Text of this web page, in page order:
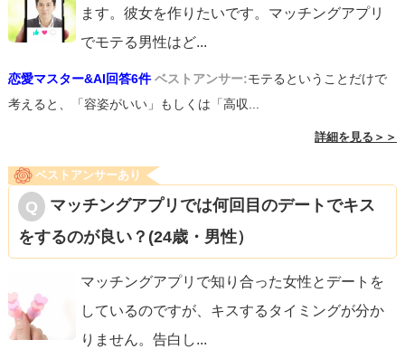
ます。彼女を作りたいです。マッチングアプリ
でモテる男性はど...
恋愛マスター&AI回答6件 ベストアンサー:モテるということだけで
考えると、「容姿がいい」もしくは「高収...
詳細を見る＞＞
ベストアンサーあり
マッチングアプリでは何回目のデートでキス
をするのが良い？(24歳・男性）
マッチングアプリで知り合った女性とデートを
しているのですが、キスするタイミングが分か
りません。告白し...